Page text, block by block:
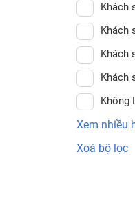
Khách
Khách
Khách
Khách
Không
Xem nhiều
Xoá bộ lọc